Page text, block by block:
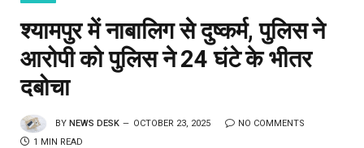
श्यामपुर में नाबालिग से दुष्कर्म, पुलिस ने
आरोपी को पुलिस ने 24 घंटे के भीतर
दबोचा
BY NEWS DESK OCTOBER 23, 2025
NO COMMENTS
1 MIN READ